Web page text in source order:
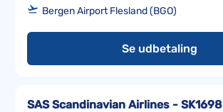
Bergen Airport Flesland (BGO)
Se udbetaling
SAS Scandinavian Airlines - SK1698